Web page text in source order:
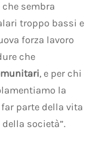
sembra
troppo bassi e
forza lavoro
che
, e per chi
la
parte della vita
società”.